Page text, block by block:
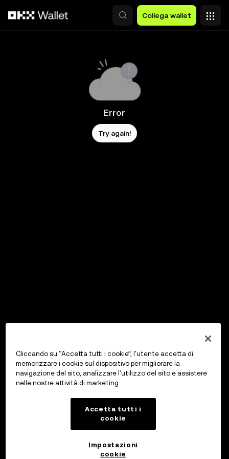
Collega wallet
Error
Try again!
Cliccando su “Accetta tutti i cookie”, l'utente accetta di
memorizzare i cookie sul dispositivo per migliorare la
navigazione del sito, analizzare l'utilizzo del sito e assistere
nelle nostre attività di marketing.
Accetta tutti i
cookie
Impostazioni
cookie